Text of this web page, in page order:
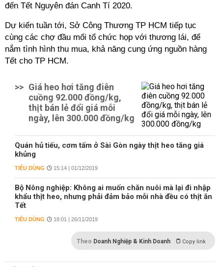
đến Tết Nguyên đán Canh Tí 2020.
Dự kiến tuần tới, Sở Công Thương TP HCM tiếp tục
cùng các chợ đầu mối tổ chức họp với thương lái, để
nắm tình hình thu mua, khả năng cung ứng nguồn hàng
Tết cho TP HCM.
>> Giá heo hơi tăng điên
cuồng 92.000 đồng/kg,
thịt bán lẻ đổi giá mỗi
ngày, lên 300.000 đồng/kg
Quán hủ tiếu, cơm tấm ở Sài Gòn ngày thịt heo tăng giá
khủng
TIÊU DÙNG 15:14 | 01/12/2019
Bộ Nông nghiệp: Không ai muốn chăn nuôi mà lại đi nhập
khẩu thịt heo, nhưng phải đảm bảo mỗi nhà đều có thịt ăn
Tết
TIÊU DÙNG 18:01 | 26/11/2019
Theo Doanh Nghiệp & Kinh Doanh Copy link